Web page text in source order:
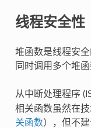
线程安全性
堆函数是线程安
同时调用多个堆函
从中断处理程序
相关函数虽然在
关函数），但不